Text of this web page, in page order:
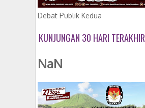
Debat Publik Kedua
KUNJUNGAN 30 HARI TERAKHIR
NaN